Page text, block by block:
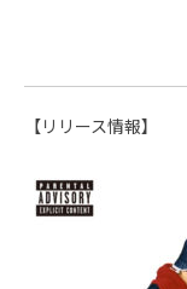
【リリース情報】